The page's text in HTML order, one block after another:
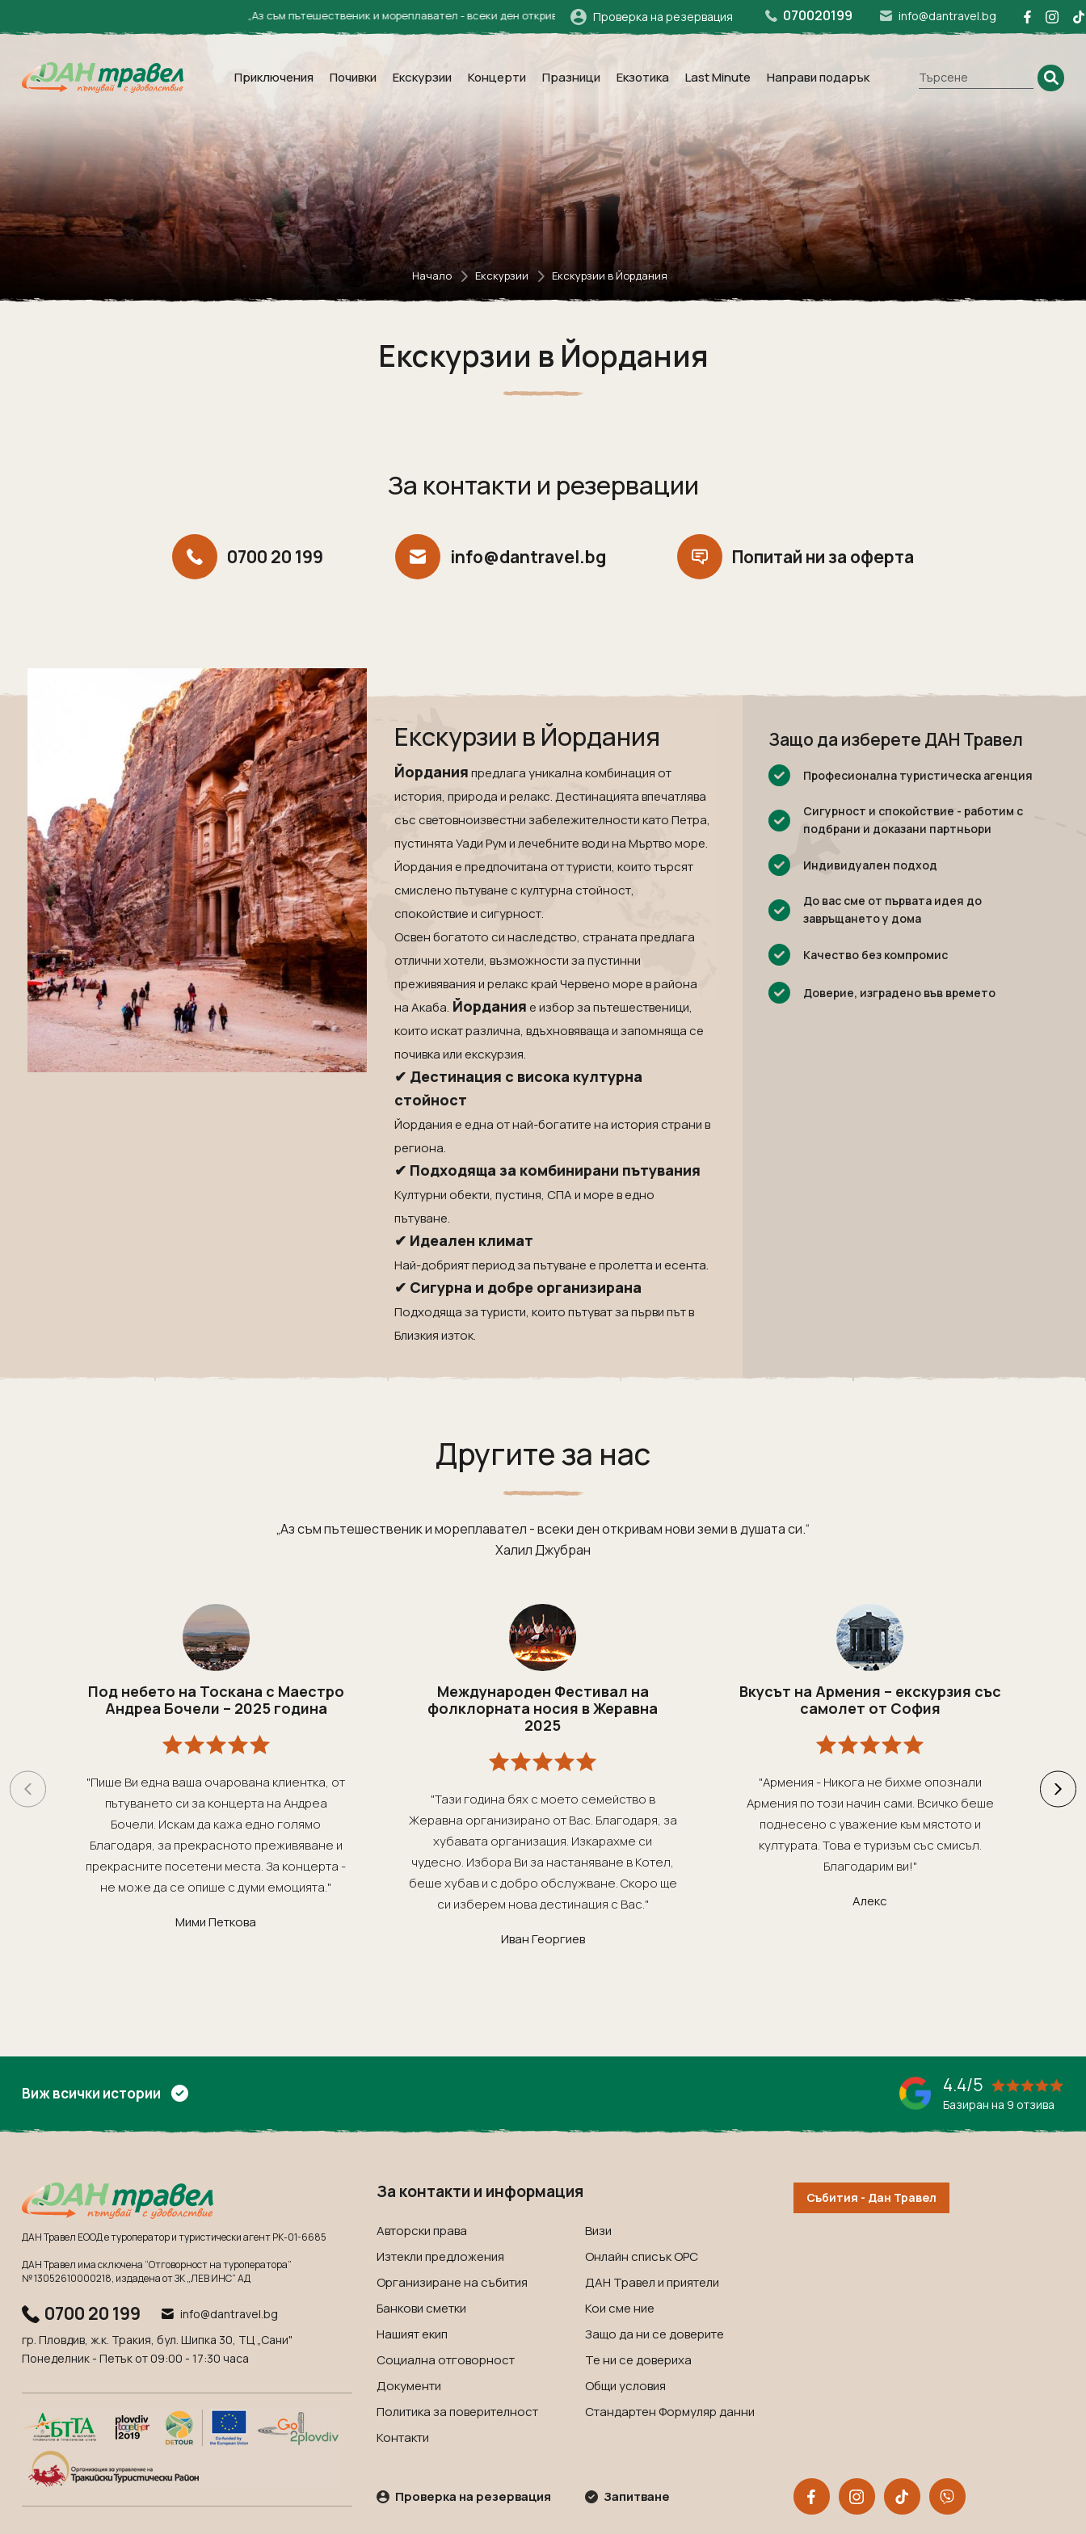
„Аз съм пътешественик и мореплавател - всеки ден откривам нови земи в душата си.“ Халил Джубран
Проверка на резервация 070020199 info@dantravel.bg
Приключения Почивки Екскурзии Концерти Празници Екзотика Last Minute Направи подарък
Начало Екскурзии Екскурзии в Йордания
Екскурзии в Йордания
За контакти и резервации
0700 20 199 info@dantravel.bg Попитай ни за оферта
Екскурзии в Йордания
Йорданияпредлага уникална комбинация от
история, природа и релакс. Дестинацията впечатлява
със световноизвестни забележителности катоПетра,
пустинятаУади Руми лечебните води наМъртво море.
Йордания е предпочитана от туристи, които търсят
смислено пътуване с културна стойност,
спокойствие и сигурност.
Освен богатото си наследство, страната предлага
отлични хотели, възможности за пустинни
преживявания и релакс край Червено море в района
наАкаба. Йорданияе избор за пътешественици,
които искат различна, вдъхновяваща и запомняща се
почивка или екскурзия.
✔ Дестинация с висока културна
стойност
Йордания е една от най-богатите на история страни в
региона.
✔ Подходяща за комбинирани пътувания
Културни обекти, пустиня, СПА и море в едно
пътуване.
✔ Идеален климат
Най-добрият период за пътуване е пролетта и есента.
✔ Сигурна и добре организирана
Подходяща за туристи, които пътуват за първи път в
Близкия изток.
Защо да изберете ДАН Травел
Професионална туристическа агенция
Сигурност и спокойствие - работим с
подбрани и доказани партньори
Индивидуален подход
До вас сме от първата идея до
завръщането у дома
Качество без компромис
Доверие, изградено във времето
Другите за нас
„Аз съм пътешественик и мореплавател - всеки ден откривам нови земи в душата си.“
Халил Джубран
Под небето на Тоскана с Маестро
Андреа Бочели – 2025 година
"Пише Ви една ваша очарована клиентка, от
пътуването си за концерта на Андреа
Бочели. Искам да кажа едно голямо
Благодаря, за прекрасното преживяване и
прекрасните посетени места. За концерта -
не може да се опише с думи емоцията."
Мими Петкова
Международен Фестивал на
фолклорната носия в Жеравна
2025
"Тази година бях с моето семейство в
Жеравна организирано от Вас. Благодаря, за
хубавата организация. Изкарахме си
чудесно. Избора Ви за настаняване в Котел,
беше хубав и с добро обслужване. Скоро ще
си изберем нова дестинация с Вас."
Иван Георгиев
Вкусът на Армения – екскурзия със
самолет от София
"Армения - Никога не бихме опознали
Армения по този начин сами. Всичко беше
поднесено с уважение към мястото и
културата. Това е туризъм със смисъл.
Благодарим ви!"
Алекс
Виж всички истории 4.4/5
Базиран на 9 отзива
ДАН Травел ЕООД е туроператор и туристически агент РК-01-6685
ДАН Травел има сключена “Отговорност на туроператора”
№ 13052610000218, издадена от ЗК „ЛЕВ ИНС” АД
0700 20 199
info@dantravel.bg
гр. Пловдив, ж.к. Тракия, бул. Шипка 30, ТЦ „Сани"
Понеделник - Петък от 09:00 - 17:30 часа
За контакти и информация
Авторски права
Визи
Изтекли предложения
Онлайн списък OРС
Организиране на събития
ДАН Травел и приятели
Банкови сметки
Кои сме ние
Нашият екип
Защо да ни се доверите
Социална отговорност
Те ни се довериха
Документи
Общи условия
Политика за поверителност
Стандартен Формуляр данни
Контакти
Проверка на резервация Запитване
Събития - Дан Травел